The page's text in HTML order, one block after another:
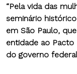
“Pela vida das
seminário
em São Paulo,
entidade ao Pacto
do governo